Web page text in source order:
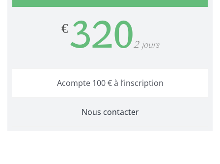
€3202 jours
Acompte 100 € à l’inscription
Nous contacter